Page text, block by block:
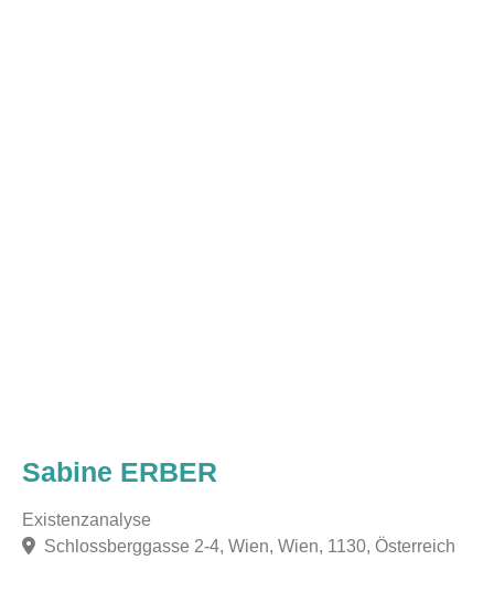
Sabine ERBER
Existenzanalyse
Schlossberggasse 2-4, Wien, Wien, 1130, Österreich